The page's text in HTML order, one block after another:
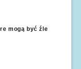
mogą być źle